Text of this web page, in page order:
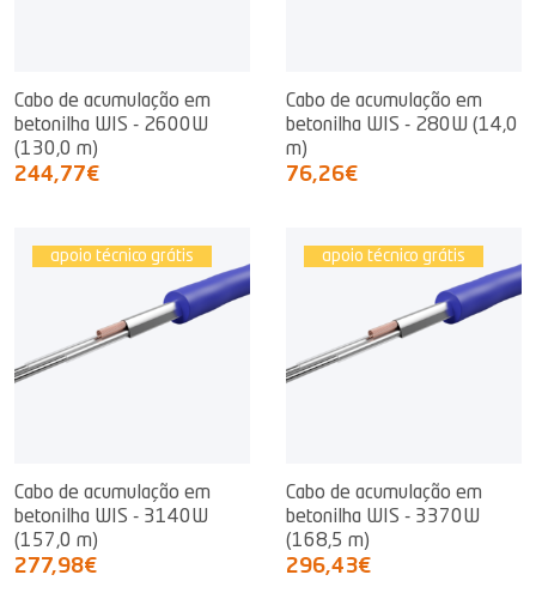
Cabo de acumulação em
betonilha WIS - 2600W
(130,0 m)
244,77€
Cabo de acumulação em
betonilha WIS - 280W (14,0
m)
76,26€
apoio técnico grátis
Cabo de acumulação em
betonilha WIS - 3140W
(157,0 m)
277,98€
apoio técnico grátis
Cabo de acumulação em
betonilha WIS - 3370W
(168,5 m)
296,43€